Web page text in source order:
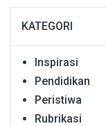
KATEGORI
Inspirasi
Pendidikan
Peristiwa
Rubrikasi